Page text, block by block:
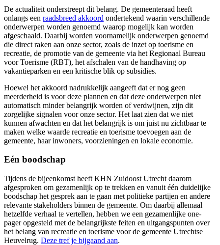
De actualiteit onderstreept dit belang. De gemeenteraad heeft
onlangs een raadsbreed akkoord ondertekend waarin verschillende
onderwerpen worden genoemd waarop mogelijk kan worden
afgeschaald. Daarbij worden voornamelijk onderwerpen genoemd
die direct raken aan onze sector, zoals de inzet op toerisme en
recreatie, de promotie van de gemeente via het Regionaal Bureau
voor Toerisme (RBT), het afschalen van de handhaving op
vakantieparken en een kritische blik op subsidies.
Hoewel het akkoord nadrukkelijk aangeeft dat er nog geen
meerderheid is voor deze plannen en dat deze onderwerpen niet
automatisch minder belangrijk worden of verdwijnen, zijn dit
zorgelijke signalen voor onze sector. Het laat zien dat we niet
kunnen afwachten en dat het belangrijk is om juist nu zichtbaar te
maken welke waarde recreatie en toerisme toevoegen aan de
gemeente, haar inwoners, voorzieningen en lokale economie.
Eén boodschap
Tijdens de bijeenkomst heeft KHN Zuidoost Utrecht daarom
afgesproken om gezamenlijk op te trekken en vanuit één duidelijke
boodschap het gesprek aan te gaan met politieke partijen en andere
relevante stakeholders binnen de gemeente. Om daarbij allemaal
hetzelfde verhaal te vertellen, hebben we een gezamenlijke one-
pager opgesteld met de belangrijkste feiten en uitgangspunten over
het belang van recreatie en toerisme voor de gemeente Utrechtse
Heuvelrug. Deze tref je bijgaand aan.